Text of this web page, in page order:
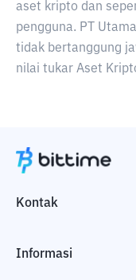
aset kripto dan
pengguna. PT
tidak bertanggung
nilai tukar Aset
Kontak
Informasi